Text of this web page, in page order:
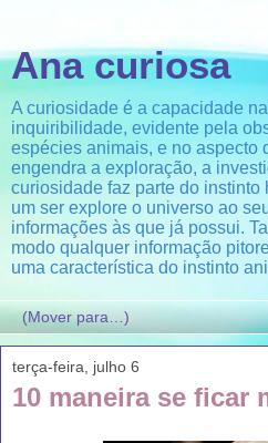
Ana curiosa
A curiosidade é a capacidade
inquiribilidade, evidente pela
espécies animais, e no aspecto
engendra a exploração, a
curiosidade faz parte do instinto
um ser explore o universo ao
informações às que já possui.
modo qualquer informação
uma característica do instinto
terça-feira, julho 6
10 maneira se ficar